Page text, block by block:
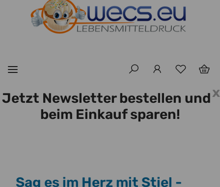
x
Jetzt Newsletter bestellen und
beim Einkauf sparen!
Sag es im Herz mit Stiel -